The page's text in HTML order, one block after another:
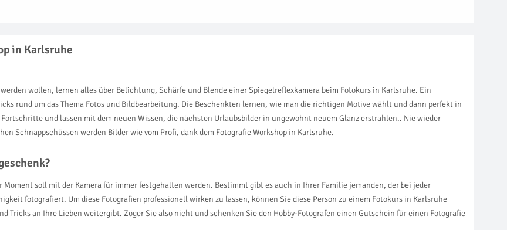
in Karlsruhe
wollen, lernen alles über Belichtung, Schärfe und Blende einer Spiegelreflexkamera beim Fotokurs in Karlsruhe. Ein
rund um das Thema Fotos und Bildbearbeitung. Die Beschenkten lernen, wie man die richtigen Motive wählt und dann perfekt in
und lassen mit dem neuen Wissen, die nächsten Urlaubsbilder in ungewohnt neuem Glanz erstrahlen.. Nie wieder
Schnappschüssen werden Bilder wie vom Profi, dank dem Fotografie Workshop in Karlsruhe.
soll mit der Kamera für immer festgehalten werden. Bestimmt gibt es auch in Ihrer Familie jemanden, der bei jeder
fotografiert. Um diese Fotografien professionell wirken zu lassen, können Sie diese Person zu einem Fotokurs in Karlsruhe
Tricks an Ihre Lieben weitergibt. Zöger Sie also nicht und schenken Sie den Hobby-Fotografen einen Gutschein für einen Fotografie